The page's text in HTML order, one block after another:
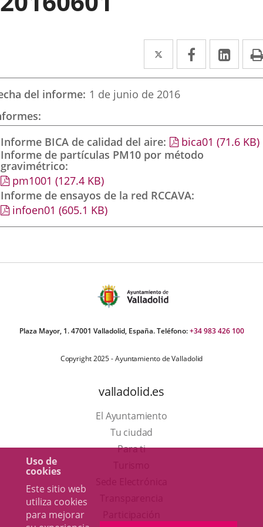
Uso de
cookies
Este sitio web
utiliza cookies
para mejorar
Twitter
Enlace
a
una
externa.
Facebook
Enlace
a
externa.
a
del informe 1 de junio de 2016
Informe BICA de calidad del aire
bica01 (71.6 KB)
Informe de partículas PM10 por método
gravimétrico
pm1001 (127.4 KB)
Informe de ensayos de la red RCCAVA
infoen01 (605.1 KB)
Plaza Mayor, 1. 47001 Valladolid, España. Teléfono:+34 983 426 100
Copyright 2025 - Ayuntamiento de Valladolid
valladolid.es
El Ayuntamiento
Tu ciudad
Para ti